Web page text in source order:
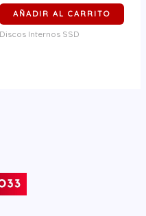
AÑADIR AL CARRITO
Discos Internos SSD